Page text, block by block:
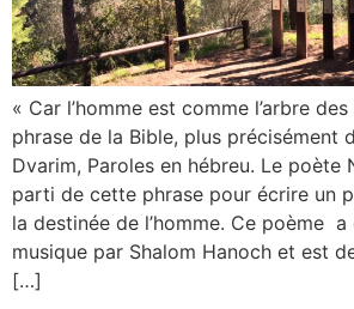
« Car l’homme est comme l’arbre
phrase de la Bible, plus précisément
Dvarim, Paroles en hébreu. Le poète
parti de cette phrase pour écrire un
la destinée de l’homme. Ce poème a
musique par Shalom Hanoch et est
[…]